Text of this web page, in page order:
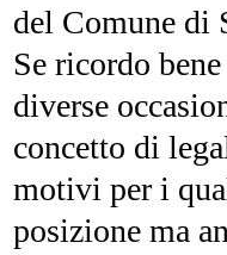
del Comune di
Se ricordo
diverse
concetto di
motivi per i
posizione ma